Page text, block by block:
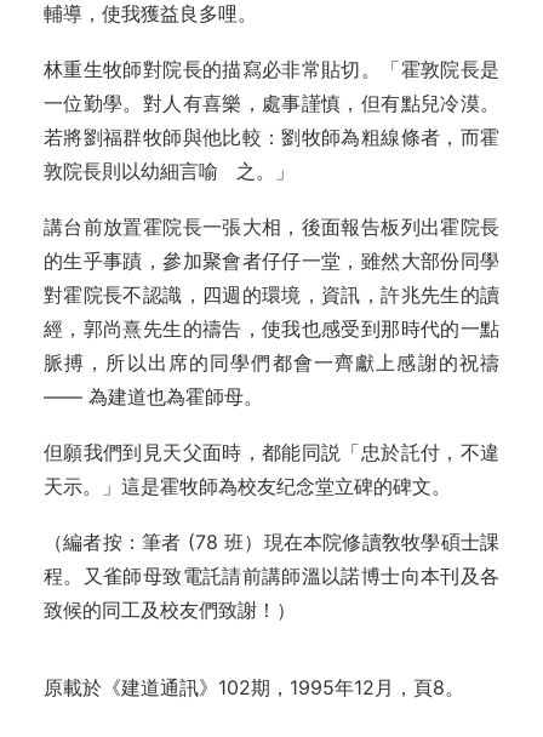
輔導，使我獲益良多哩。
林重生牧師對院長的描寫必非常貼切。「霍敦院長是
一位勤學。對人有喜樂，處事謹慎，但有點兒冷漠。
若將劉福群牧師與他比較：劉牧師為粗線條者，而霍
敦院長則以幼細言喻 之。」
講台前放置霍院長一張大相，後面報告板列出霍院長
的生乎事蹟，參加聚會者仔仔一堂，雖然大部份同學
對霍院長不認識，四週的環境，資訊，許兆先生的讀
經，郭尚熹先生的禱告，使我也感受到那時代的一點
脈搏，所以出席的同學們都會一齊獻上感謝的祝禱
—— 為建道也為霍師母。
但願我們到見天父面時，都能同説「忠於託付，不違
天示。」這是霍牧師為校友纪念堂立碑的碑文。
（編者按：筆者 (78 班）現在本院修讀敎牧學碩士課
程。又雀師母致電託請前講師溫以諾博士向本刊及各
致候的同工及校友們致謝！）
原載於《建道通訊》102期，1995年12月，頁8。